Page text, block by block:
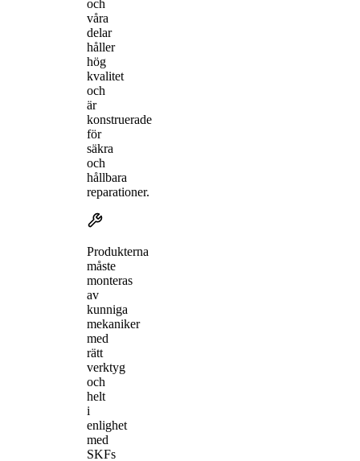
och
våra
delar
håller
hög
kvalitet
och
är
konstruerade
för
säkra
och
hållbara
reparationer.
Produkterna
måste
monteras
av
kunniga
mekaniker
med
rätt
verktyg
och
helt
i
enlighet
med
SKFs